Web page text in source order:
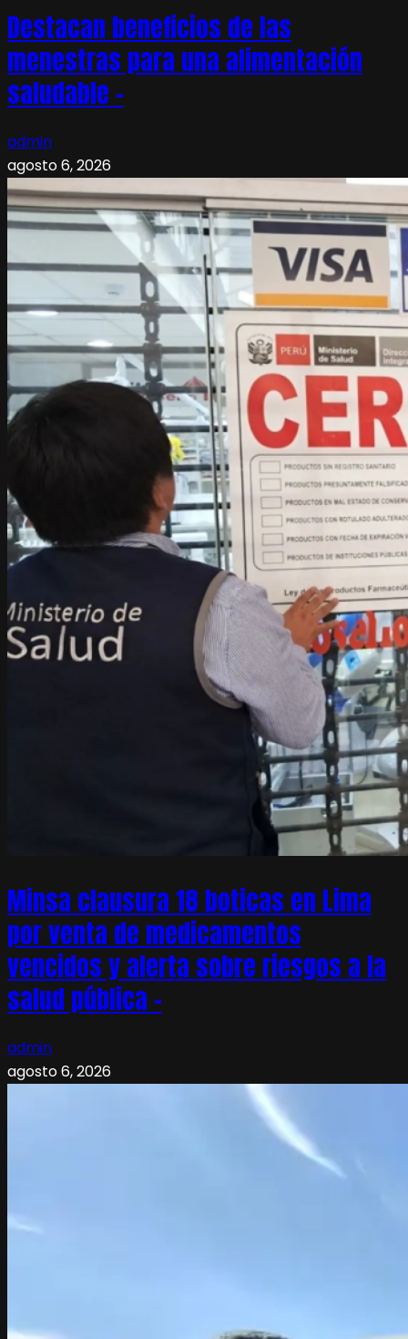
Destacan beneficios de las
menestras para una alimentación
saludable –
admin
agosto 6, 2026
Minsa clausura 18 boticas en Lima
por venta de medicamentos
vencidos y alerta sobre riesgos a la
salud pública –
admin
agosto 6, 2026